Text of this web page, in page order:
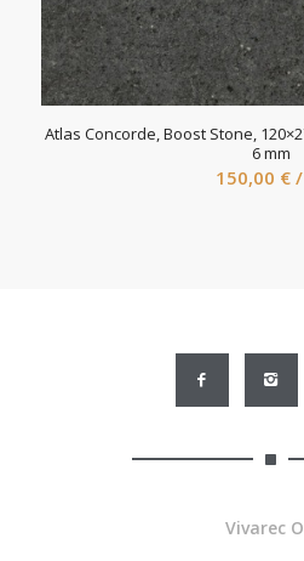
Atlas Concorde, Boost Stone,
6 mm
150,00 €
Vivarec